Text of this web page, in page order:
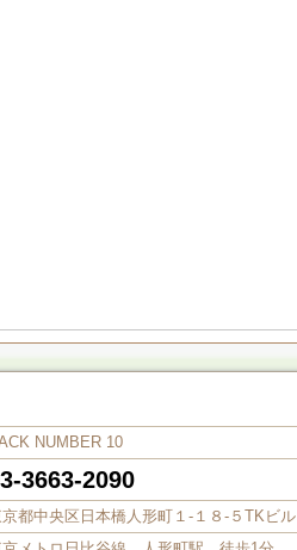
NUMBER 10
3663-2090
都中央区日本橋人形町１‐１８‐５TKビル